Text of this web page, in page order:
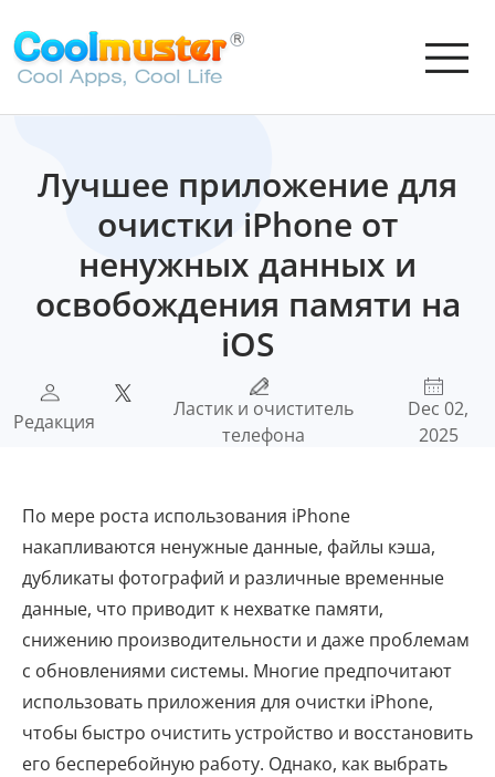
Лучшее приложение для
очистки iPhone от
ненужных данных и
освобождения памяти на
iOS
Редакция
Ластик и очиститель
телефона
Dec 02,
2025
По мере роста использования iPhone
накапливаются ненужные данные, файлы кэша,
дубликаты фотографий и различные временные
данные, что приводит к нехватке памяти,
снижению производительности и даже проблемам
с обновлениями системы. Многие предпочитают
использовать приложения для очистки iPhone,
чтобы быстро очистить устройство и восстановить
его бесперебойную работу. Однако, как выбрать